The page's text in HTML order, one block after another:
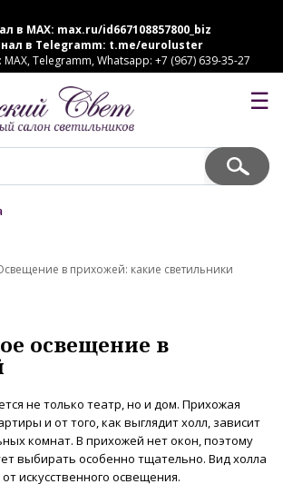
в MAX: max.ru/id667108857800_biz
в Telegramm: t.me/euroluster
Telegramm, Whatsapp: +7 (967) 639-35-27
☰
в прихожей: какие светильники
освещение в
не только театр, но и дом. Прихожая
и от того, как выглядит холл, зависит
комнат. В прихожей нет окон, поэтому
выбирать особенно тщательно. Вид холла
искусственного освещения.